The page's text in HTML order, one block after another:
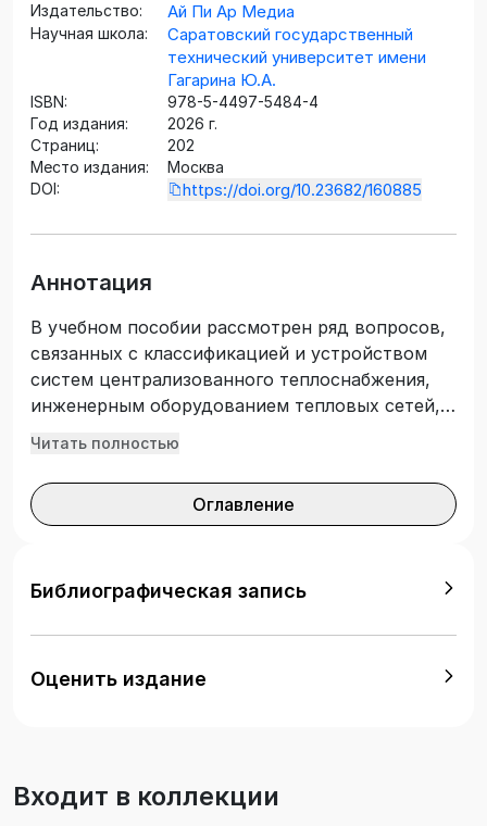
Издательство:
Ай Пи Ар Медиа
Научная школа:
Саратовский государственный
технический университет имени
Гагарина Ю.А.
ISBN:
978-5-4497-5484-4
Год издания:
2026 г.
Страниц:
202
Место издания:
Москва
DOI:
https://doi.org/10.23682/160885
Аннотация
В учебном пособии рассмотрен ряд вопросов,
связанных с классификацией и устройством
систем централизованного теплоснабжения,
инженерным оборудованием тепловых сетей,
способами их прокладки, эксплуатационными
водяного пара, расчетом тепловых нагрузок на
отопление, вентиляцию, горячее
трубопроводов водяных и паровых тепловых
Федеральным государственным
образовательным стандартом высшего
образования. Учебное пособие предназначено
интересует изучение основ теплоснабжения,
Читать полностью
Оглавление
Библиографическая запись
Оценить издание
Входит в коллекции